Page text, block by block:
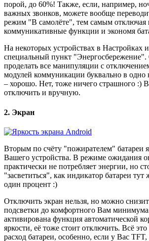
порой, до 60%! Также, если, например,
важных звонков, можете вообще
режим "В самолёте", тем самым отключая
коммуникативные функции и экономя
На некоторых устройствах в Настройках
специальный пункт "Энергосбережение".
проделать все манипуляции с
модулей коммуникации буквально в одно
– хорошо. Нет, тоже ничего страшного :)
отключить и вручную.
2. Экран
Вторым по счёту "пожирателем" батареи
Вашего устройства. В режиме ожидания
практически не потребляет энергии, но
"засветиться", как индикатор батареи
один процент :)
Отключить экран нельзя, но можно
подсветки до комфортного Вам
активирована функция автоматической
яркости, её тоже стоит отключить. Всё
расход батареи, особенно, если у Вас